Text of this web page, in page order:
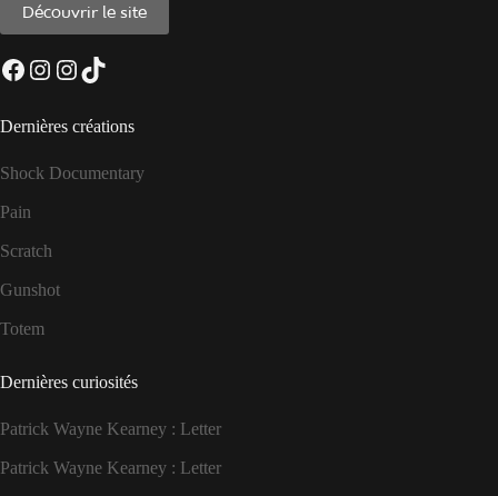
Découvrir le site
Facebook
Instagram
Instagram
TikTok
Dernières créations
Shock Documentary
Pain
Scratch
Gunshot
Totem
Dernières curiosités
Patrick Wayne Kearney : Letter
Patrick Wayne Kearney : Letter